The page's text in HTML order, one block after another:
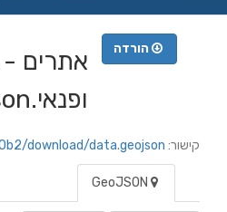
הורדה
אתרים -
ופנאי.geojson
קישור: resource/970f9d80-2e20-442c-a100-1c0837f030b2/download/data.geojson